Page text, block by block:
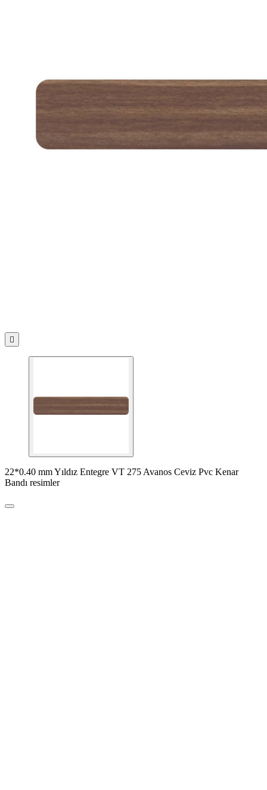

22*0.40 mm Yıldız Entegre VT 275 Avanos Ceviz Pvc Kenar
Bandı resimler